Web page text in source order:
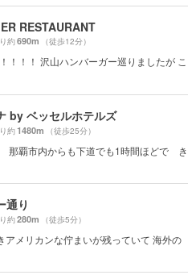
RESTAURANT
約690m （徒歩12分）
！！！ 沢山ハンバーガー巡りましたが こ
by ベッセルホテルズ
約1480m （徒歩25分）
覇市内からも下道でも1時間ほどで き
通り
約280m （徒歩5分）
アメリカンな佇まいが残っていて 海外の